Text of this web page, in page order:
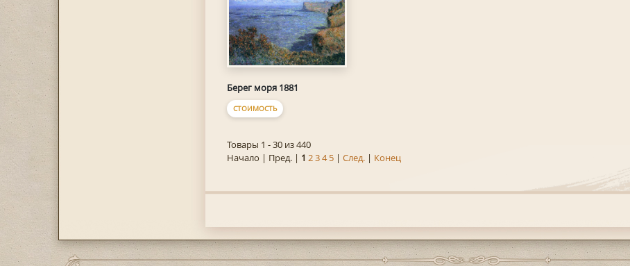
Берег моря 1881
СТОИМОСТЬ
Товары 1 - 30 из 440
Начало | Пред. | 1 234 5| След.| Конец